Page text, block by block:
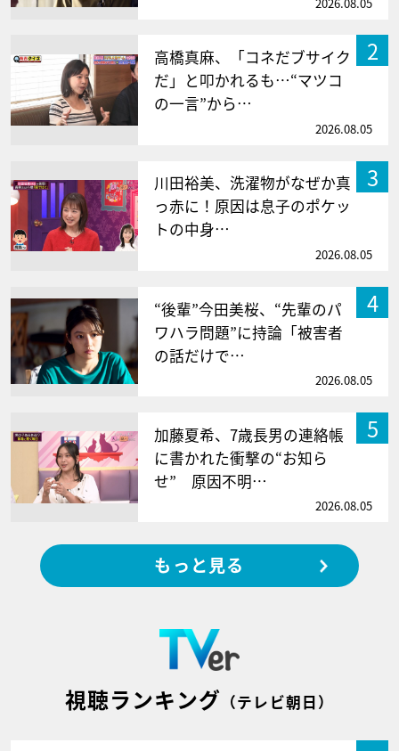
2
高橋真麻、「コネだブサイク
だ」と叩かれるも…“マツコ
の一言”から…
2026.08.05
3
川田裕美、洗濯物がなぜか真
っ赤に！原因は息子のポケッ
トの中身…
2026.08.05
4
“後輩”今田美桜、“先輩のパ
ワハラ問題”に持論「被害者
の話だけで…
2026.08.05
5
加藤夏希、7歳長男の連絡帳
に書かれた衝撃の“お知ら
せ” 原因不明…
2026.08.05
もっと見る
視聴ランキング （テレビ朝日）